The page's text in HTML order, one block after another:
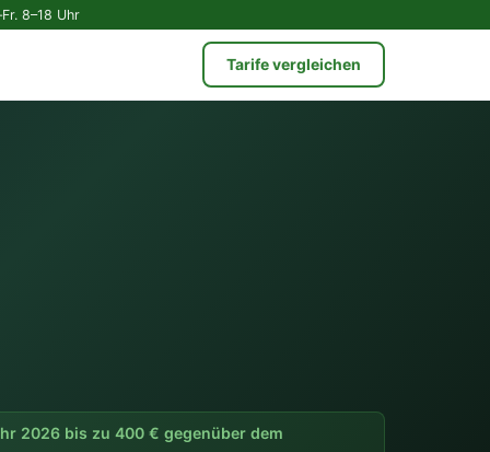
8–18 Uhr
Tarife vergleichen
2026 bis zu 400 € gegenüber dem